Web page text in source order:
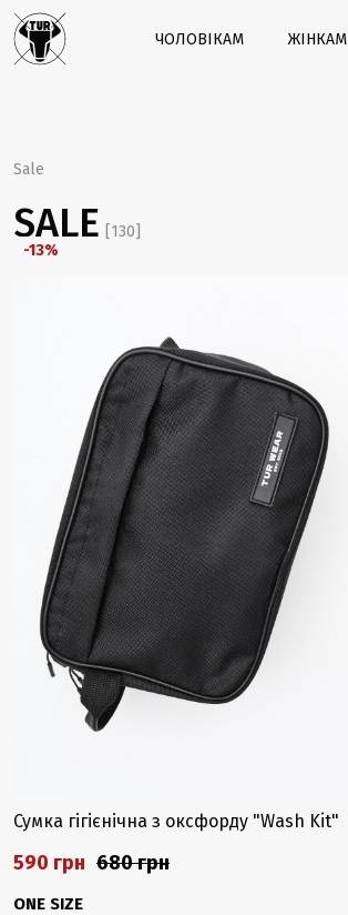
ЧОЛОВІКАМ ЖІНКАМ
Sale
SALE [130]
-13%
Сумка гігієнічна з оксфорду "Wash Kit"
590 грн 680 грн
ONE SIZE